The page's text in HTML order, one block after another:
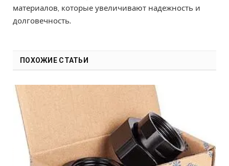
материалов, которые увеличивают надежность и
долговечность.
ПОХОЖИЕ СТАТЬИ